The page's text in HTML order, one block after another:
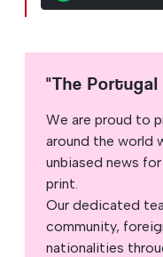
"The Portugal
We are proud to
around the world
unbiased news
print.
Our dedicated
community,
nationalities